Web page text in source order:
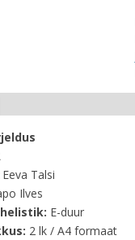
Eeva Talsi
Ilves
E-duur
2 lk / A4 formaat